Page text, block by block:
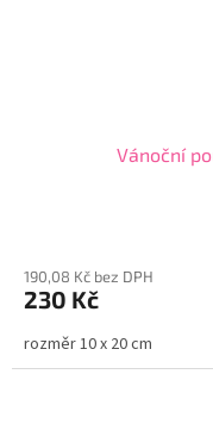
Vánoční
190,08 Kč bez DPH
230 Kč
rozměr 10 x 20 cm